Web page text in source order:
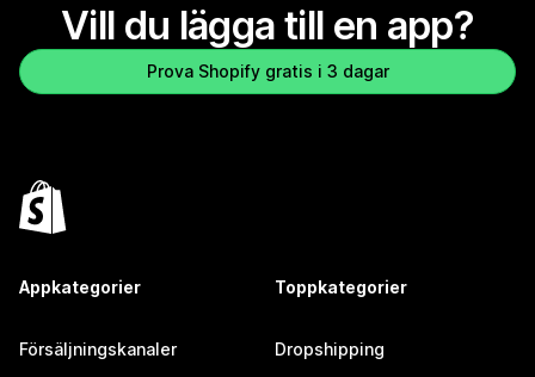
Vill du lägga till en app?
Prova Shopify gratis i 3 dagar
Appkategorier
Försäljningskanaler
Toppkategorier
Dropshipping